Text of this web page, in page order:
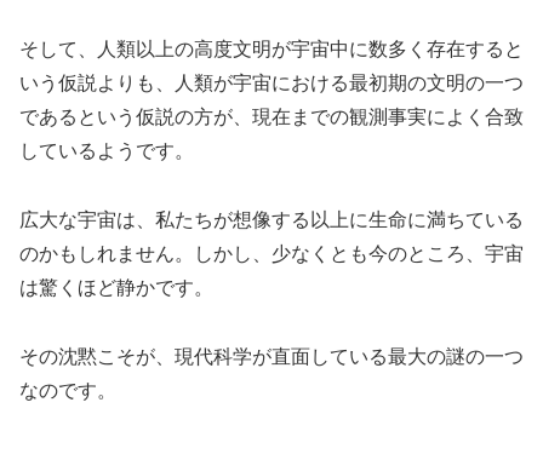
そして、人類以上の高度文明が宇宙中に数多く存在すると
いう仮説よりも、人類が宇宙における最初期の文明の一つ
であるという仮説の方が、現在までの観測事実によく合致
しているようです。
広大な宇宙は、私たちが想像する以上に生命に満ちている
のかもしれません。しかし、少なくとも今のところ、宇宙
は驚くほど静かです。
その沈黙こそが、現代科学が直面している最大の謎の一つ
なのです。